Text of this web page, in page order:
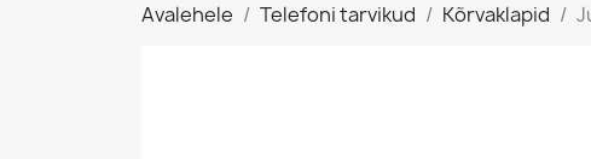
Avalehele Telefoni tarvikud Kõrvaklapid